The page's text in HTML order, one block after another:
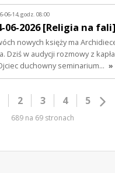
06-14, godz. 08:00
06-2026 [Religia na fali]
nowych księży ma
Dziś w audycji rozmowy z
duchowny seminarium… »
2 3 4 5
689 na 69 stronach